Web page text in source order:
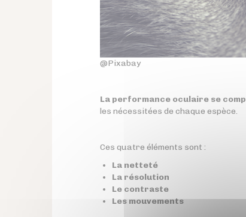
@Pixabay
La performance oculaire se
les nécessitées de chaque espèce.
Ces quatre éléments sont :
La netteté
La résolution
Le contraste
Les mouvements